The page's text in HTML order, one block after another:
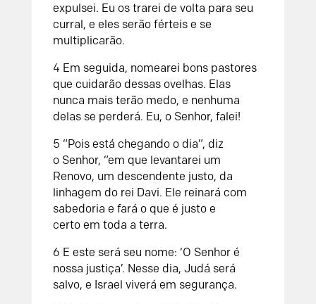
expulsei. Eu os trarei de volta para seu
curral, e eles serão férteis e se
multiplicarão.
4 Em seguida, nomearei bons pastores
que cuidarão dessas ovelhas. Elas
nunca mais terão medo, e nenhuma
delas se perderá. Eu, o Senhor, falei!
5 “Pois está chegando o dia”, diz
o Senhor, “em que levantarei um
Renovo, um descendente justo, da
linhagem do rei Davi. Ele reinará com
sabedoria e fará o que é justo e
certo em toda a terra.
6 E este será seu nome: ‘O Senhoré
nossa justiça’. Nesse dia, Judá será
salvo, e Israel viverá em segurança.